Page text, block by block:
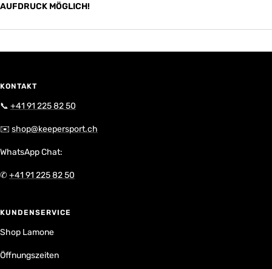
AUFDRUCK MÖGLICH!
KONTAKT
📞 +41 91 225 82 50
✉️ shop@keepersport.ch
WhatsApp Chat:
✆+41 91 225 82 50
KUNDENSERVICE
Shop Lamone
Öffnungszeiten